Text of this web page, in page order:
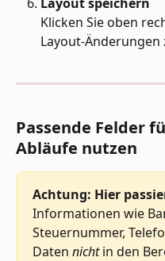
Klicken Sie oben
Layout-
Passende Felder
Abläufe nutzen
Achtung: Hier
Informationen wie
Steuernummer,
Daten nicht in den